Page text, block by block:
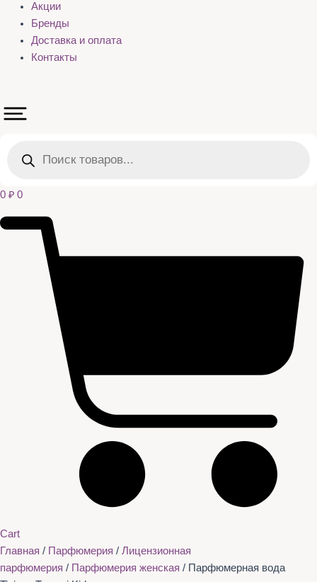
Акции
Бренды
Доставка и оплата
Контакты
товаров
0 ₽ 0
Cart
Главная / Парфюмерия / Лицензионная
парфюмерия / Парфюмерия женская / Парфюмерная вода